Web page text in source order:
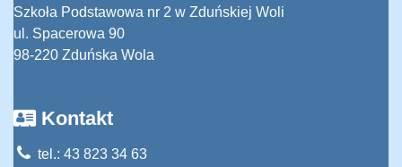
Szkoła Podstawowa nr 2 w Zduńskiej Woli
ul. Spacerowa 90
98-220 Zduńska Wola
Kontakt
tel.: 43 823 34 63